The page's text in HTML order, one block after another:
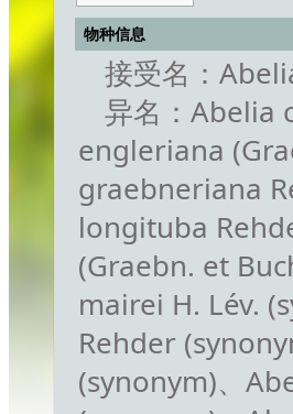
物种信息
接受名：
异名：Abelia
engleriana
graebneriana
longituba
(Graebn. et
mairei H. Lév.
Rehder
(synonym)、